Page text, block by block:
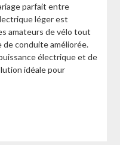
parfait entre
léger est
amateurs de vélo tout
de conduite améliorée.
électrique et de
idéale pour